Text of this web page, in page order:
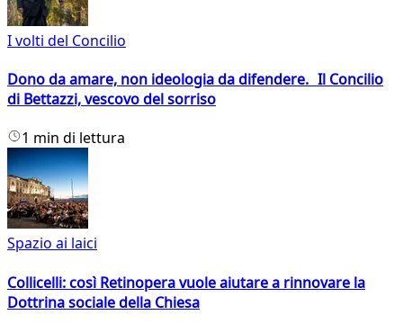
I volti del Concilio
Dono da amare, non ideologia da difendere. Il Concilio
di Bettazzi, vescovo del sorriso
1 min di lettura
Spazio ai laici
Collicelli: così Retinopera vuole aiutare a rinnovare la
Dottrina sociale della Chiesa